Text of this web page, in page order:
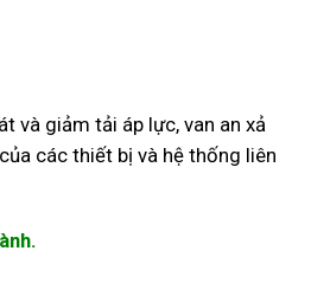
và giảm tải áp lực, van an xả
các thiết bị và hệ thống liên